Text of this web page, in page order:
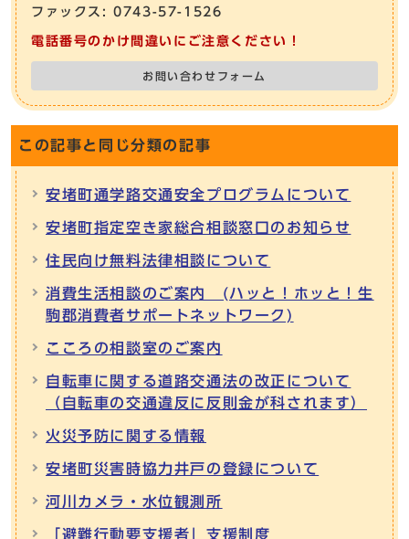
ファックス: 0743-57-1526
電話番号のかけ間違いにご注意ください！
お問い合わせフォーム
この記事と同じ分類の記事
安堵町通学路交通安全プログラムについて
安堵町指定空き家総合相談窓口のお知らせ
住民向け無料法律相談について
消費生活相談のご案内 (ハッと！ホッと！生
駒郡消費者サポートネットワーク)
こころの相談室のご案内
自転車に関する道路交通法の改正について
（自転車の交通違反に反則金が科されます）
火災予防に関する情報
安堵町災害時協力井戸の登録について
河川カメラ・水位観測所
「避難行動要支援者」支援制度